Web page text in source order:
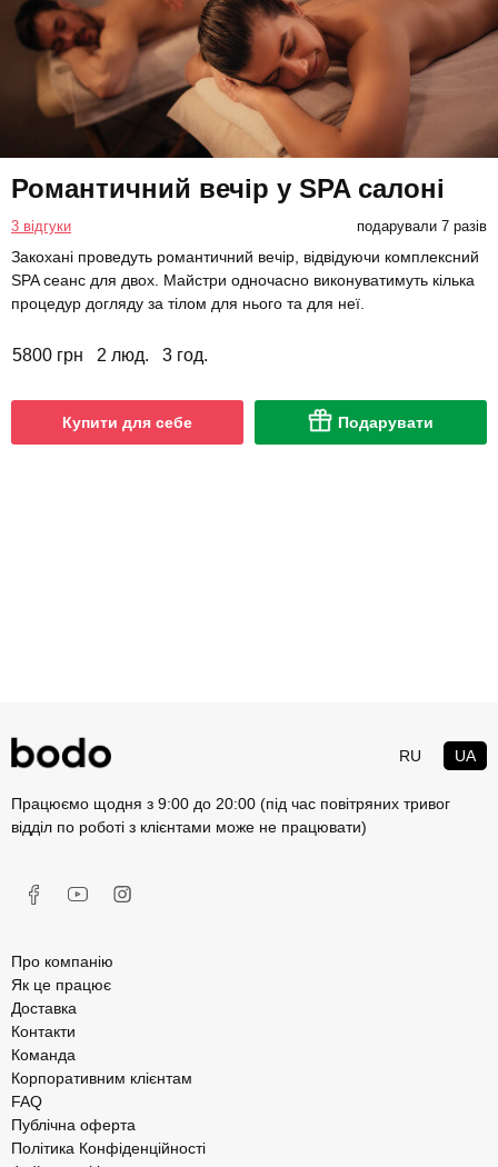
Романтичний вечір у SPA салоні
3 відгуки подарували 7 разів
Закохані проведуть романтичний вечір, відвідуючи комплексний
SPA сеанс для двох. Майстри одночасно виконуватимуть кілька
процедур догляду за тілом для нього та для неї.
5800 грн 2 люд. 3 год.
Купити для себе Подарувати
RU UA
Працюємо щодня з 9:00 до 20:00 (під час повітряних тривог
відділ по роботі з клієнтами може не працювати)
Про компанію
Як це працює
Доставка
Контакти
Команда
Корпоративним клієнтам
FAQ
Публічна оферта
Політика Конфіденційності